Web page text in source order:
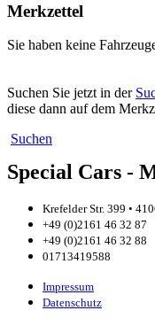
Merkzettel
Sie haben keine
Suchen Sie jetzt in der
diese dann auf dem
Suchen
Special Cars -
Krefelder Str. 399 •
+49 (0)2161 46 32 87
+49 (0)2161 46 32 88
01713419588
Impressum
Datenschutz